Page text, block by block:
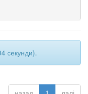
секунди).